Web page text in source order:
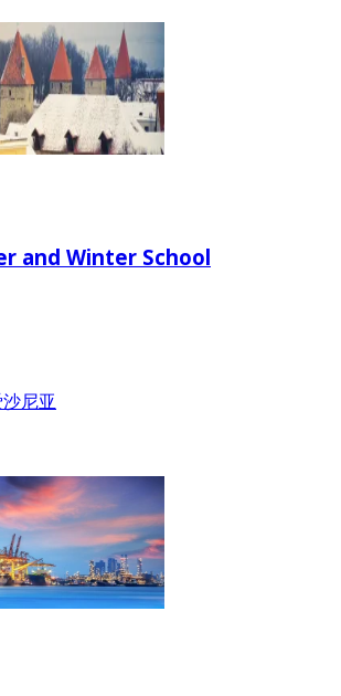
and Winter School
尼亚